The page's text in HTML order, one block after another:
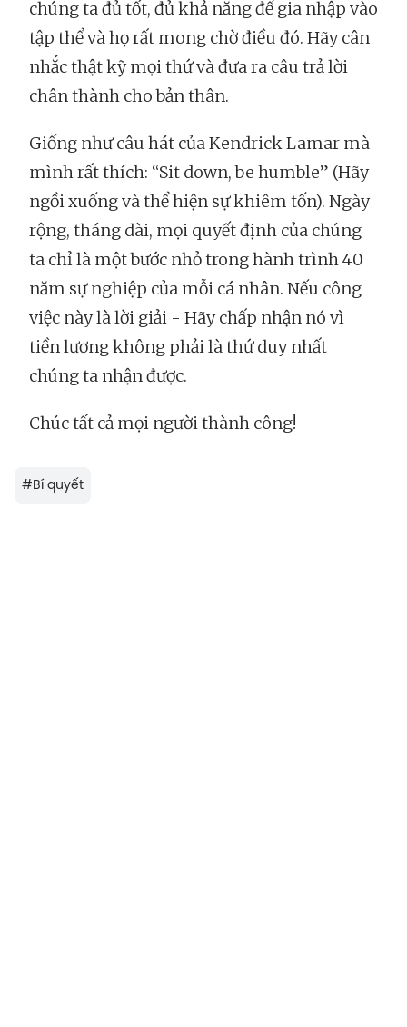
chúng ta đủ tốt, đủ khả năng để gia nhập vào
tập thể và họ rất mong chờ điều đó. Hãy cân
nhắc thật kỹ mọi thứ và đưa ra câu trả lời
chân thành cho bản thân.
Giống như câu hát của Kendrick Lamar mà
mình rất thích: “Sit down, be humble” (Hãy
ngồi xuống và thể hiện sự khiêm tốn). Ngày
rộng, tháng dài, mọi quyết định của chúng
ta chỉ là một bước nhỏ trong hành trình 40
năm sự nghiệp của mỗi cá nhân. Nếu công
việc này là lời giải - Hãy chấp nhận nó vì
tiền lương không phải là thứ duy nhất
chúng ta nhận được.
Chúc tất cả mọi người thành công!
#Bí quyết